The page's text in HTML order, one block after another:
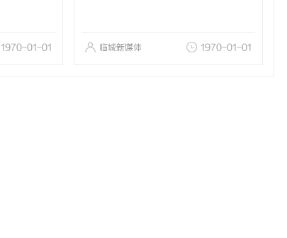
1970-01-01 临城新媒体 1970-01-01